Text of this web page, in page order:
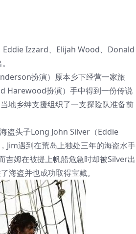
Eddie Izzard、Elijah Wood、Donald
扮演）原本乡下经营一家旅
Harewood扮演）手中得到一份传说
地乡绅支援组织了一支探险队准备前
盗头子Long John Silver（Eddie
Jim遇到在荒岛上独处三年的海盗水手
姆在被提上帆船危急时却被Silver出
海盗并也成功取得宝藏。